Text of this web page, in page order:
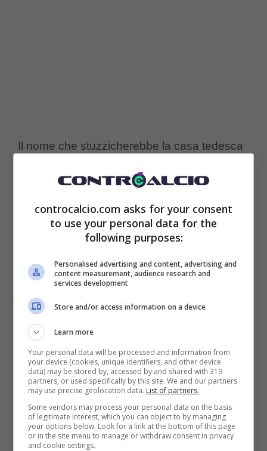
Il nome che stuzzicherebbe la casa tedesca
volte campione del Mondo e anche lui
passato per laFerrari. Lo spagnolo
nell’ultimo campionato si è piazzato al quarto
posto con laAston Martin
, davanti a gente
del calibro di Russell, Sainz e Norris,
dimostrando di poter ancora dire la sua a 40
anni passati.
controcalcio.com asks for your consent
to use your personal data for the
following purposes:
Personalised advertising and content, advertising and
content measurement, audience research and
services development
Store and/or access information on a device
Learn more
Your personal data will be processed and information from
your device (cookies, unique identifiers, and other device
data) may be stored by, accessed by and shared with 319
partners, or used specifically by this site. We and our partners
may use precise geolocation data. List of partners.
Some vendors may process your personal data on the basis
of legitimate interest, which you can object to by managing
your options below. Look for a link at the bottom of this page
or in the site menu to manage or withdraw consent in privacy
and cookie settings.